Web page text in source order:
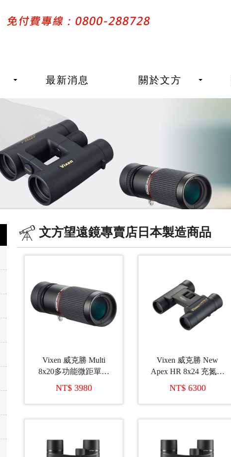
最新消息 關於文方
文方望遠鏡專賣店日本製造商品
Vixen 威克勝 Multi
8x20多功能微距單筒
望遠鏡 (日本製造)
NT$ 3980
Vixen 威克勝 New
Apex HR 8x24 充氮氣
輕巧型雙筒望遠鏡 (日
本製造)
NT$ 6300